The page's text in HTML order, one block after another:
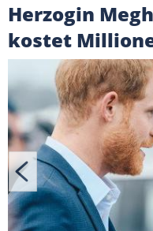
Herzogin
kostet